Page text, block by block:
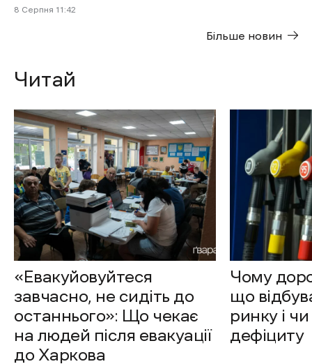
8 Cерпня 11:42
Більше новин
Читай
«Евакуйовуйтеся
завчасно, не сидіть до
останнього»: Що чекає
на людей після евакуації
до Харкова
Чому
що
ринку і
дефіциту